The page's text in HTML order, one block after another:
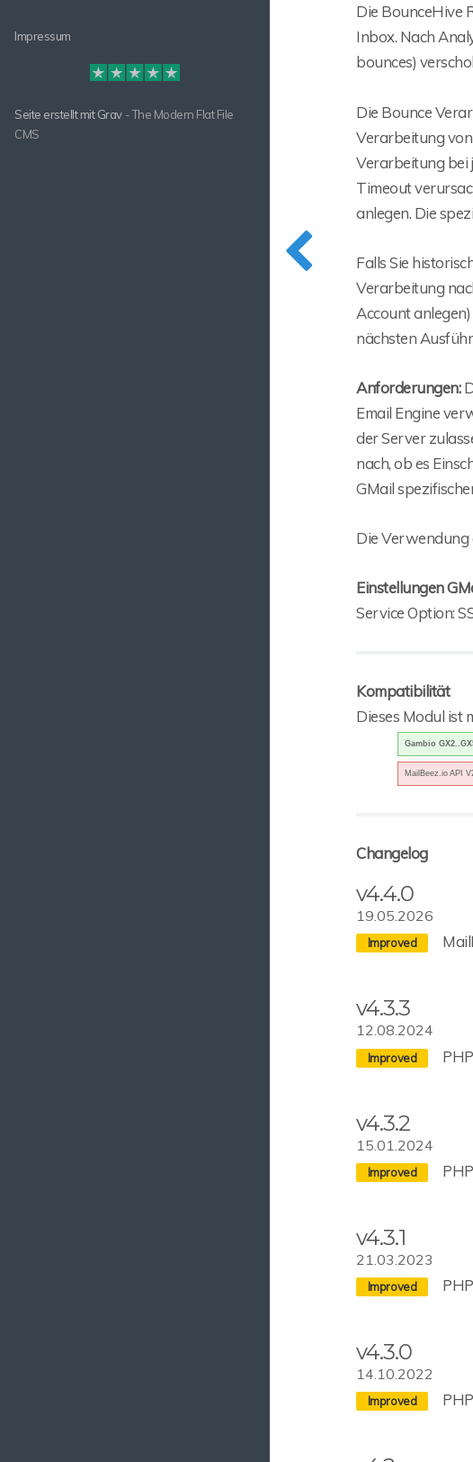
Impressum
Seite erstellt mitGrav- The Modern Flat File
CMS
Die BounceHive
Inbox. Nach
bounces)
Die Bounce
Verarbeitung
Verarbeitung bei
Timeout
anlegen. Die
Falls Sie
Verarbeitung
Account
nächsten
Anforderungen:
Email Engine
der Server
nach, ob es
GMail
Die Verwendung
Einstellungen
Service Option:
Kompatibilität
Dieses Modul ist
Gambio
MailBeez.io API
Changelog
v4.4.0
19.05.2026
v4.3.3
12.08.2024
v4.3.2
15.01.2024
v4.3.1
21.03.2023
v4.3.0
14.10.2022